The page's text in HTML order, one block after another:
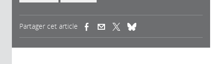
Partager cet article (link is external)(link is external)